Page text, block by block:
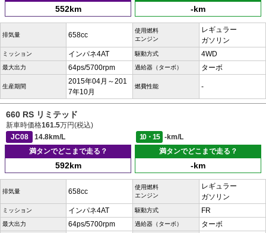
552km -km
排気量 658cc
使用燃料
エンジン
レギュラー
ガソリン
ミッション インパネ4AT 駆動方式 4WD
最大出力 64ps/5700rpm 過給器（ターボ） ターボ
生産期間
2015年04月～201
7年10月
燃費性能 -
660 RS リミテッド
新車時価格161.5万円(税込)
JC08
14.8km/L 10・15
-km/L
満タンでどこまで走る？
592km
満タンでどこまで走る？
-km
排気量 658cc
使用燃料
エンジン
レギュラー
ガソリン
ミッション インパネ4AT 駆動方式 FR
最大出力 64ps/5700rpm 過給器（ターボ） ターボ